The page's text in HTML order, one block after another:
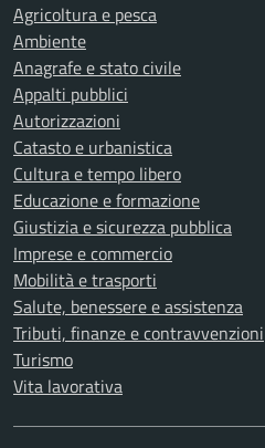
Agricoltura e pesca
Ambiente
Anagrafe e stato civile
Appalti pubblici
Autorizzazioni
Catasto e urbanistica
Cultura e tempo libero
Educazione e formazione
Giustizia e sicurezza pubblica
Imprese e commercio
Mobilità e trasporti
Salute, benessere e assistenza
Tributi, finanze e contravvenzioni
Turismo
Vita lavorativa